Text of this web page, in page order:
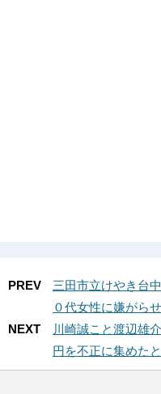
PREV
三田市立けやき台
０代女性に嫌がら
NEXT
川崎誠こと渡辺雄
円を不正に集めた